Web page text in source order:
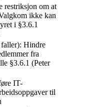
restriksjon om at
ikke kan
i §3.6.1
Hindre
fra
§3.6.1 (Peter
IT-
til